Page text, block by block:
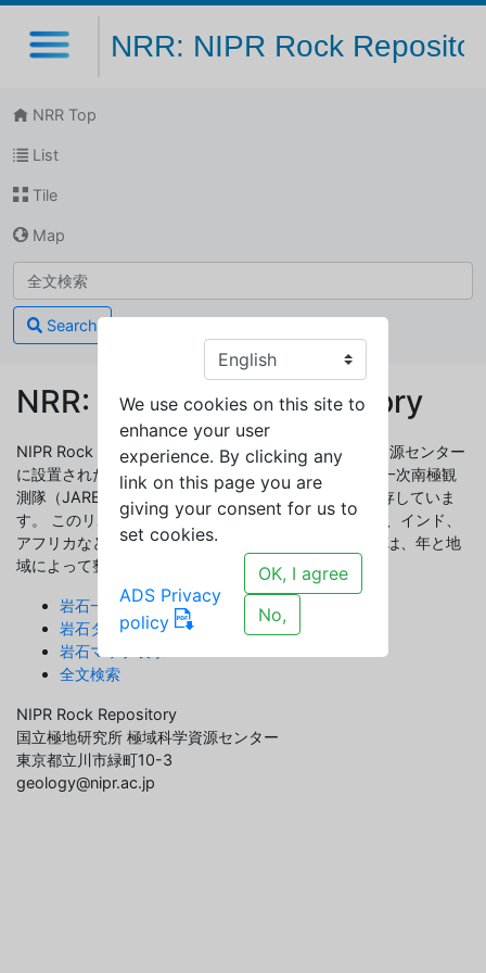
We use cookies on this site to
enhance your user
experience. By clicking any
link on this page you are
giving your consent for us to
set cookies.
ADS Privacy
policy
OK, I agree
No,
NRR: NIPR Rock
NRR Top
List
Tile
Map
Search
NRR: NIPR Rock Repository
NIPR Rock Repositoryは、国立極地研究所極域科学資源センター
に設置されたリポジトリです。このリポジトリは、第一次南極観
測隊（JARE-1、1957）以来の岩石試料を収集し、保存していま
す。 このリポジトリには、南極だけでなくスリランカ、インド、
アフリカなどの岩石や鉱物が保管されています。 試料は、年と地
域によって整理され、データベースで管理されます。
岩石一覧表示
岩石タイル表示
岩石マップ表示
全文検索
NIPR Rock Repository
国立極地研究所 極域科学資源センター
東京都立川市緑町10-3
geology@nipr.ac.jp